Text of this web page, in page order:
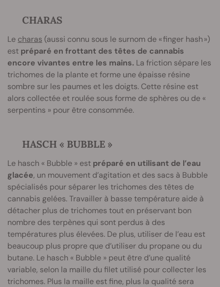
CHARAS
Le charas (aussi connu sous le surnom de « finger hash »)
est préparé en frottant des têtes de cannabis
encore vivantes entre les mains. La friction sépare les
trichomes de la plante et forme une épaisse résine
sombre sur les paumes et les doigts. Cette résine est
alors collectée et roulée sous forme de sphères ou de «
serpentins » pour être consommée.
HASCH « BUBBLE »
Le hasch « Bubble » est préparé en utilisant de l’eau
glacée, un mouvement d’agitation et des sacs à Bubble
spécialisés pour séparer les trichomes des têtes de
cannabis gelées. Travailler à basse température aide à
détacher plus de trichomes tout en préservant bon
nombre des terpènes qui sont perdus à des
températures plus élevées. De plus, utiliser de l’eau est
beaucoup plus propre que d’utiliser du propane ou du
butane. Le hasch « Bubble » peut être d’une qualité
variable, selon la maille du filet utilisé pour collecter les
trichomes. Plus la maille est fine, plus la qualité sera